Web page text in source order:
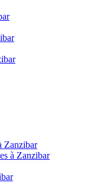
Zanzibar
à Zanzibar